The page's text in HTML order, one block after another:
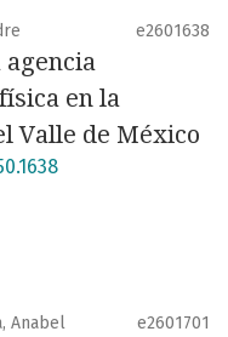
e2601638
en la
Valle de México
Anabel
e2601701